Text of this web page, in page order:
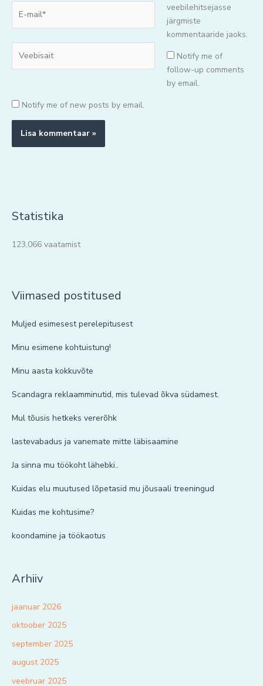
mail*
veebilehitsejasse
järgmiste
kommentaaride jaoks.
Notify me of
follow-up comments
by email.
Notify me of new posts by email.
Statistika
123,066 vaatamist
Viimased postitused
Muljed esimesest perelepitusest
Minu esimene kohtuistung!
Minu aasta kokkuvõte
Scandagra reklaamminutid, mis tulevad õkva südamest.
Mul tõusis hetkeks vererõhk
lastevabadus ja vanemate mitte läbisaamine
Ja sinna mu töökoht lähebki..
Kuidas elu muutused lõpetasid mu jõusaali treeningud
Kuidas me kohtusime?
koondamine ja töökaotus
Arhiiv
jaanuar 2026
oktoober 2025
september 2025
august 2025
veebruar 2025